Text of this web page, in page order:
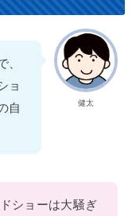
健太
、
ョ
自
ショーは大騒ぎ